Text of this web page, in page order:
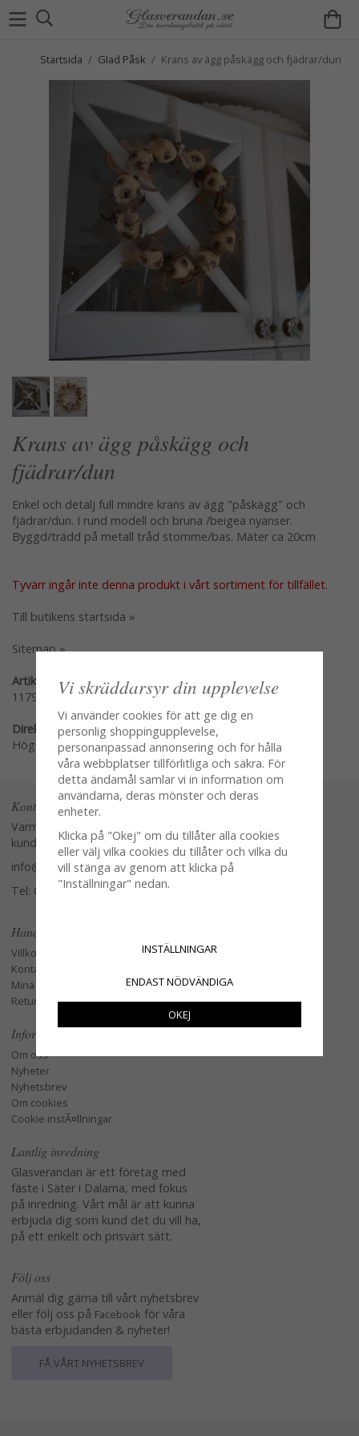
Startsida / Glad Påsk / Krans av ägg påskägg och fjädrar/dun
Krans av ägg påskägg och
fjädrar/dun
Enkel och detalj full mindre krans av ägg "påskägg" och
fjädrar/dun. I rund modell och bruna /beigea nyanser.
Byggd/trädd på metall tråd stomme/bas. Mäter ca 20cm
Tyvärr ingår inte denna produkt i vårt sortiment för tillfället.
Till butikens startsida »
Sitemap »
Artikelnummer:
11796
Direktlänk:
Högerklicka och kopiera adressen
Kontakta oss
Varmt välkommen att kontakta vår
kundtjänst.
info@glasverandan.se
Tel: 079-3495968
Handla
Villkor
Kontakta oss
Mina favoriter
Retur och Reklamation
Information
Om oss
Nyheter
Nyhetsbrev
Om cookies
Cookie instÃ¤llningar
Lantlig inredning
Glasverandan är ett företag med
fäste i Säter i Dalarna, med fokus
på inredning. Vårt mål är att kunna
erbjuda dig som kund det du vill ha,
på ett enkelt och prisvärt sätt.
Följ oss
Anmäl dig gärna till vårt nyhetsbrev
eller följ oss på Facebook för våra
bästa erbjudanden & nyheter!
FÅ VÅRT NYHETSBREV
Vi skräddarsyr din upplevelse
Vi använder cookies för att ge dig en
personlig shoppingupplevelse,
personanpassad annonsering och för hålla
våra webbplatser tillförlitliga och säkra. För
detta ändamål samlar vi in information om
användarna, deras mönster och deras
enheter.
Klicka på "Okej" om du tillåter alla cookies
eller välj vilka cookies du tillåter och vilka du
vill stänga av genom att klicka på
"Inställningar" nedan.
INSTÄLLNINGAR
ENDAST NÖDVÄNDIGA
OKEJ